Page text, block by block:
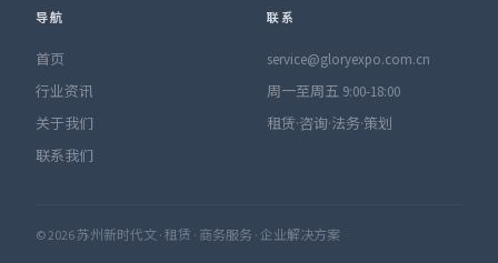
导航
首页
行业资讯
关于我们
联系我们
联系
service@gloryexpo.com.cn
周一至周五 9:00-18:00
租赁·咨询·法务·策划
© 2026 苏州新时代文 · 租赁 · 商务服务 · 企业解决方案